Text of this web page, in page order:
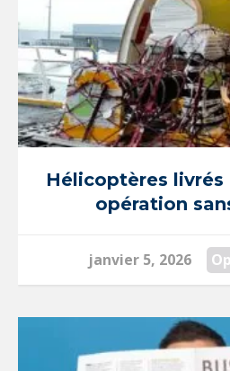
Hélicoptères livrés
opération
janvier 5, 2026
Français